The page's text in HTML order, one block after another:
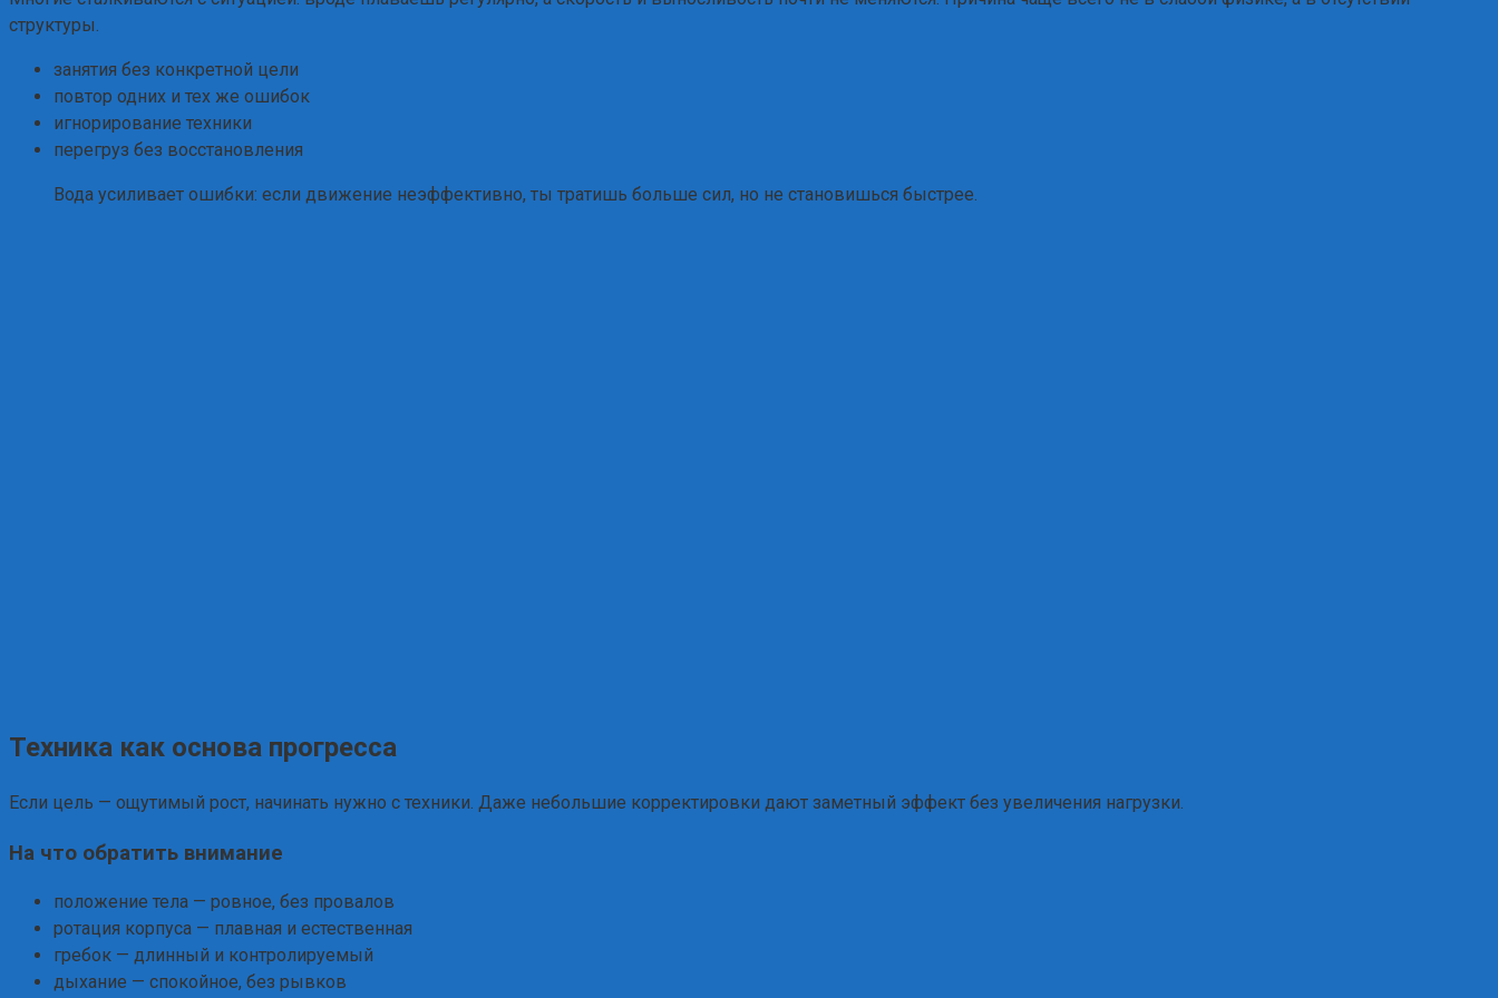
структуры.
занятия без конкретной цели
повтор одних и тех же ошибок
игнорирование техники
перегруз без восстановления
Вода усиливает ошибки: если движение неэффективно, ты тратишь больше сил, но не становишься быстрее.
Техника как основа прогресса
Если цель — ощутимый рост, начинать нужно с техники. Даже небольшие корректировки дают заметный эффект без увеличения нагрузки.
На что обратить внимание
положение тела — ровное, без провалов
ротация корпуса — плавная и естественная
гребок — длинный и контролируемый
дыхание — спокойное, без рывков